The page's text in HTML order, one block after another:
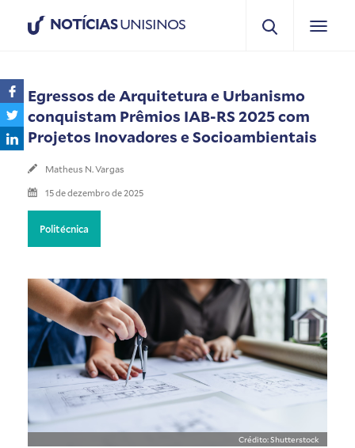
NOTÍCIASUNISINOS
Egressos de Arquitetura e Urbanismo
conquistam Prêmios IAB-RS 2025 com
Projetos Inovadores e Socioambientais
Matheus N. Vargas
15 de dezembro de 2025
Politécnica
Crédito: Shutterstock